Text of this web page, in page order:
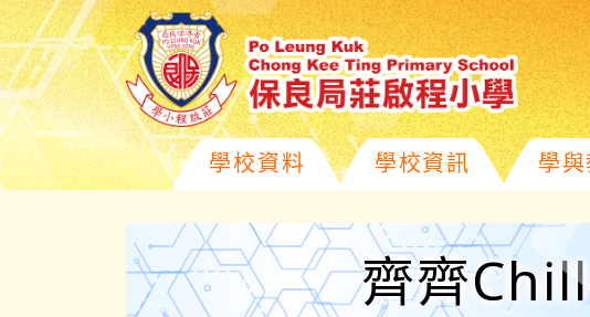
學校資料 學校資訊 學與
齊齊